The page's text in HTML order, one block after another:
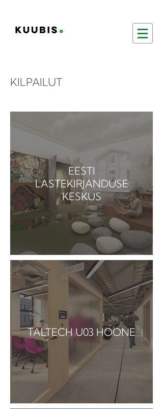
KILPAILUT
EESTI
LASTEKIRJANDUSE
KESKUS
TALTECH U03 HOONE